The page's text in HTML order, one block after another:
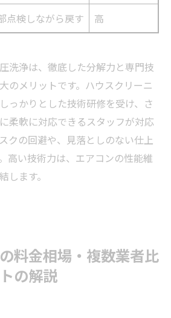
点検しながら戻す 高
洗浄は、徹底した分解力と専門技
のメリットです。ハウスクリーニ
っかりとした技術研修を受け、さ
柔軟に対応できるスタッフが対応
クの回避や、見落としのない仕上
高い技術力は、エアコンの性能維
します。
料金相場・複数業者比
の解説